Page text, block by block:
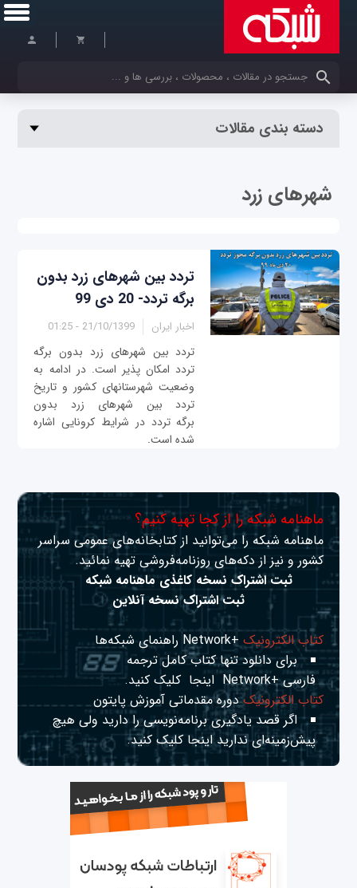
کلمات کلیدی خود را وارد کنید
دسته بندی مقالات
شهر‌های زرد
تردد بین شهر‌های زرد بدون
برگه تردد- 20 دی 99
اخبار ایران 21/10/1399 - 01:25
تردد بین شهر‌های زرد بدون برگه
تردد امکان پذیر است. در ادامه به
وضعیت شهرستانهای کشور و تاریخ
تردد بین شهر‌های زرد بدون
برگه تردد در شرایط کرونایی اشاره
شده است.
ماهنامه شبکه را از کجا تهیه کنیم؟
ماهنامه شبکه را می‌توانید از کتابخانه‌های عمومی سراسر
کشور و نیز از دکه‌های روزنامه‌فروشی تهیه نمائید.
ثبت اشتراک نسخه کاغذی ماهنامه شبکه
ثبت اشتراک نسخه آنلاین
کتاب الکترونیک+Network راهنمای شبکه‌ها
برای دانلود تنها کتاب کامل ترجمه
فارسی +Network
اینجا کلیک کنید.
کتاب الکترونیکدوره مقدماتی آموزش پایتون
اگر قصد یادگیری برنامه‌نویسی را دارید ولی هیچ
پیش‌زمینه‌ای نداریداینجا کلیک کنید.